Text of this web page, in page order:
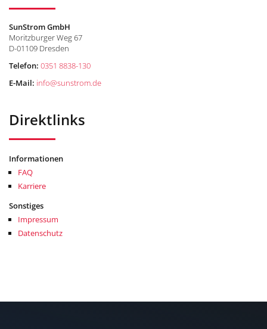
SunStrom GmbH
Moritzburger Weg 67
D-01109 Dresden
Telefon: 0351 8838-130
E-Mail: info@sunstrom.de
Direktlinks
Informationen
FAQ
Karriere
Sonstiges
Impressum
Datenschutz